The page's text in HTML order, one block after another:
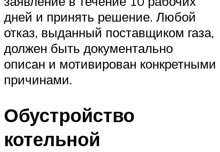
дней и принять решение. Любой
отказ, выданный поставщиком газа,
должен быть документально
описан и мотивирован конкретными
причинами.
Обустройство
котельной